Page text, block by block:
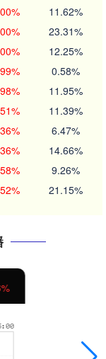
11.62%
23.31%
12.25%
0.58%
11.95%
11.39%
6.47%
14.66%
9.26%
21.15%